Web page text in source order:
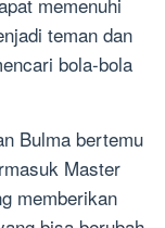
teman dan
bola-bola
Bulma bertemu
Master
memberikan